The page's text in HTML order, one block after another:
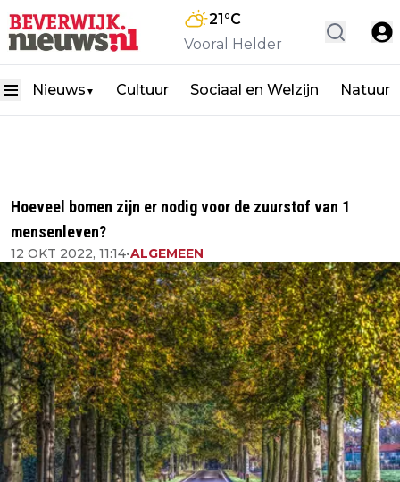
21°C
Vooral Helder
Nieuws ▼ Cultuur Sociaal en Welzijn Natuur
Hoeveel bomen zijn er nodig voor de zuurstof van 1
mensenleven?
12 OKT 2022, 11:14•ALGEMEEN